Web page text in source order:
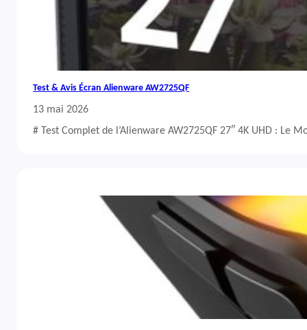
Test & Avis Écran Alienware AW2725QF
13 mai 2026
# Test Complet de l’Alienware AW2725QF 27″ 4K UHD : Le